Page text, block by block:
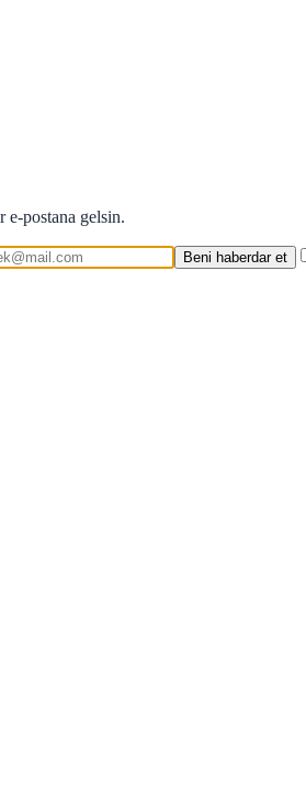
e-postana gelsin.
Beni haberdar et